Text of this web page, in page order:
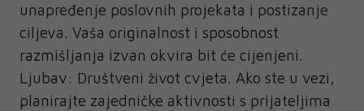
unapređenje poslovnih projekata i postizanje
ciljeva. Vaša originalnost i sposobnost
razmišljanja izvan okvira bit će cijenjeni.
Ljubav: Društveni život cvjeta. Ako ste u vezi,
planirajte zajedničke aktivnosti s prijateljima